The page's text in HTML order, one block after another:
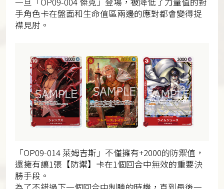
手角色卡在盤面和生命值區兩邊的應對都會變得捉
襟見肘。
「OP09-014 萊姆吉斯」不僅擁有+2000的防禦值，
還擁有讓1張【防禦】卡在1個回合中無效的重要決
勝手段。